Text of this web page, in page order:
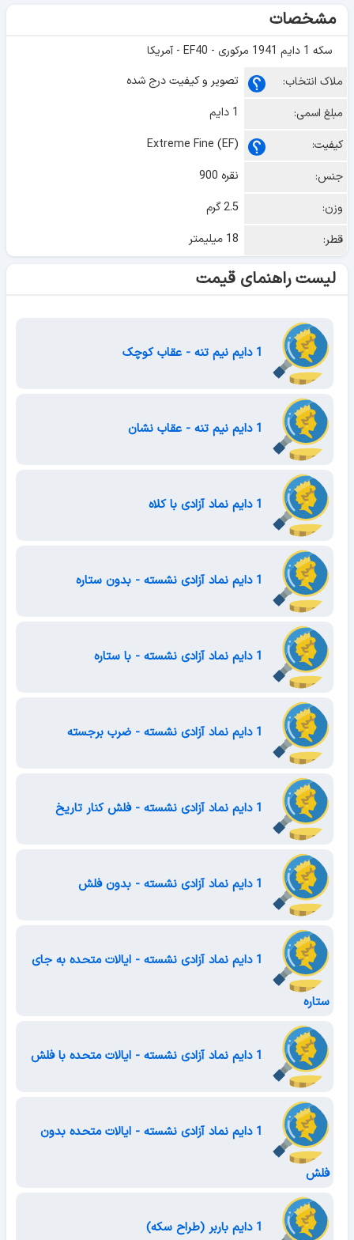
مشخصات
سکه 1 دایم 1941 مرکوری - EF40 - آمریکا
ملاک انتخاب:
تصویر و کیفیت درج شده
مبلغ اسمی:
1 دایم
کیفیت:
Extreme Fine (EF)
جنس:
نقره 900
وزن:
2.5 گرم
قطر:
18 میلیمتر
لیست راهنمای قیمت
1 دایم نماد آزادی نشسته - ایالات متحده به جای
ستاره
1 دایم نماد آزادی نشسته - ایالات متحده بدون
فلش